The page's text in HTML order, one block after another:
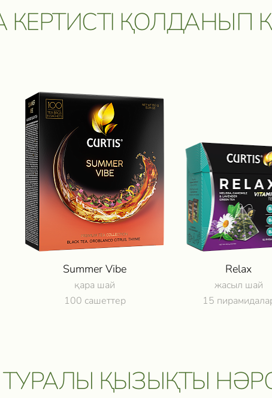
КЕРТИСТІ ҚОЛДАНЫП
Summer Vibe
қара шай
100 сашеттер
Relax
жасыл шай
15
ҚЫЗЫҚТЫ
мая 2026. Подробнее: click.ru/3EJHAe